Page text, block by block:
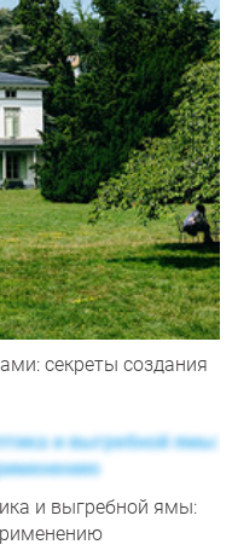
секреты создания
и выгребной ямы: